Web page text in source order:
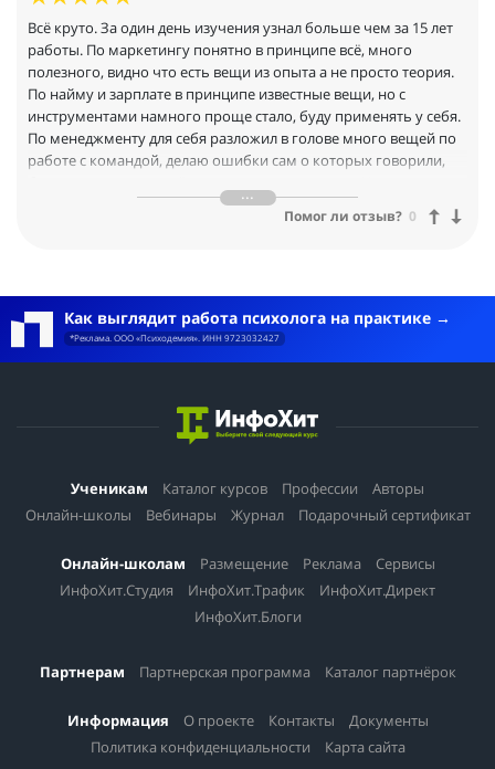
Всё круто. За один день изучения узнал больше чем за 15 лет
работы. По маркетингу понятно в принципе всё, много
полезного, видно что есть вещи из опыта а не просто теория.
По найму и зарплате в принципе известные вещи, но с
инструментами намного проще стало, буду применять у себя.
По менеджменту для себя разложил в голове много вещей по
работе с командой, делаю ошибки сам о которых говорили,
понравилось - повторяетесь местами, но наверное это и
лучше для закрепления тезисов. В остальном супер, жду книгу
Помог ли отзыв? 0
Как выглядит работа психолога на практике
*Реклама. ООО «Психодемия». ИНН 9723032427
Ученикам Каталог курсов Профессии
Авторы
Онлайн-школы
Вебинары Журнал Подарочный сертификат
Онлайн-школам Размещение Реклама
Сервисы
ИнфоХит.Студия
ИнфоХит.Трафик
ИнфоХит.Директ
ИнфоХит.Блоги
Партнерам Партнерская программа Каталог партнёрок
Информация О проекте Контакты
Документы
Политика конфиденциальности
Карта сайта